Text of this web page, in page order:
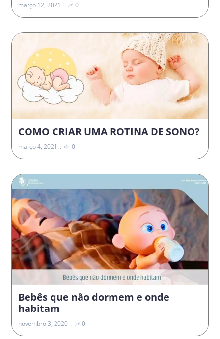
março 12, 2021 0
COMO CRIAR UMA ROTINA DE SONO?
março 4, 2021 0
Bebês que não dormem e onde
habitam
novembro 3, 2020 0